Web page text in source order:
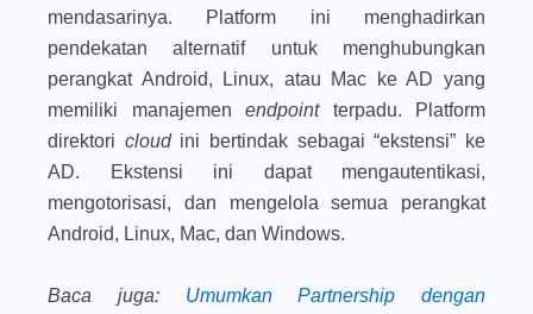
mendasarinya. Platform ini menghadirkan
pendekatan alternatif untuk menghubungkan
perangkat Android, Linux, atau Mac ke AD yang
memiliki manajemen endpointterpadu. Platform
direktori cloudini bertindak sebagai “ekstensi” ke
AD. Ekstensi ini dapat mengautentikasi,
mengotorisasi, dan mengelola semua perangkat
Android, Linux, Mac, dan Windows.
Baca juga: Umumkan Partnership dengan